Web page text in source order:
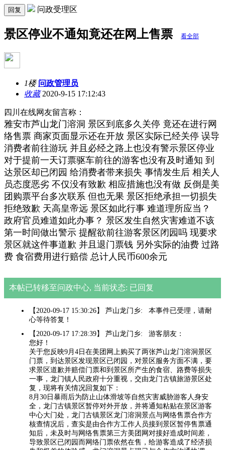
回复 问政受理区
景区停业不通知竟还在网上售票 看全部
1楼 问政管理员
收藏2020-9-15 17:12:43
四川在线网友留言称：
雅安市芦山龙门溶洞 景区到底多久关停 竟还在进行网
络售票 商家页面显示还在开放 景区实际已经关停 误导
消费者前往游玩 并且必经之路上也没有警示景区停业
对于提前一天订票驱车前往的游客也没有及时通知 到
达景区却已闭园 给消费者带来损失 事情发生后 相关人
员态度恶劣 不仅没有致歉 相应措施也没有做 反倒是美
团购票平台多次联系 但也无果 景区拒绝承担一切损失
拒绝致歉 天高皇帝远 景区如此行事 难道理所应当？
政府官员难道如此办事？ 景区发生自然灾害难道不该
第一时间做出警示 提醒欲前往游客景区闭园吗 现要求
景区就这件事道歉 并且退门票钱 另外实际的油费 过路
费 食宿费用进行赔偿 总计人民币600余元
本帖已转移至问政中心, 当前状态: 已回复
【2020-09-17 15:30:26】 芦山龙门乡: 本事件已受理，请耐
心等待答复！
【2020-09-17 17:28:39】 芦山龙门乡: 游客朋友：
您好！
关于您反映9月4日在美团网上购买了两张芦山龙门溶洞景区
门票，到达景区发现景区已闭园，对景区服务方面不满，要
求景区道歉并赔偿门票和到景区所产生的食宿、路费等损失
一事，龙门镇人民政府十分重视，交由龙门古镇旅游景区处
复，现将有关情况回复如下：
8月30日暴雨后为防止山体滑坡等自然灾害威胁游客人身安
全，龙门古镇景区暂停对外开放，并将通知粘贴在景区游客
中心大门处，龙门古镇景区龙门溶洞景点与网络售票合作方
核查情况后，查实是由合作方工作人员接到景区暂停售票通
知后，未及时与网络售票第三方美团网对接好造成时间差，
导致景区已闭园而网络门票依然在售，给游客造成了经济损